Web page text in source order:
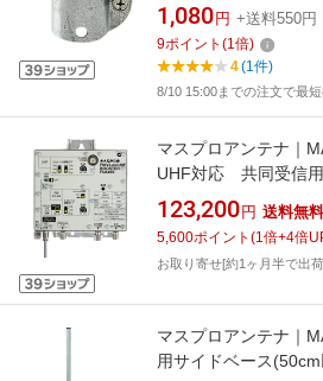
1,080 円 +送料550円
9ポイント (1倍)
4(1件)
8/10 15:00までの注文で最
マスプロアンテナ｜
UHF対応 共同受信
FUA46S
123,200 円 送料無料
5,600ポイント (1倍+4倍
お取り寄せ[約1ヶ月半で出
マスプロアンテナ｜
用サイドベース